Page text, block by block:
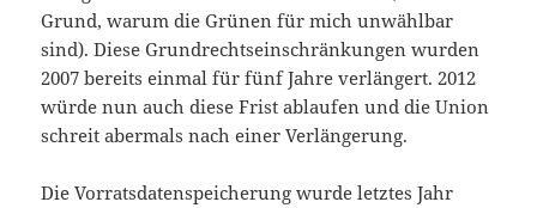
Grund, warum die Grünen für mich unwählbar
sind). Diese Grundrechtseinschränkungen wurden
2007 bereits einmal für fünf Jahre verlängert. 2012
würde nun auch diese Frist ablaufen und die Union
schreit abermals nach einer Verlängerung.
Die Vorratsdatenspeicherung wurde letztes Jahr